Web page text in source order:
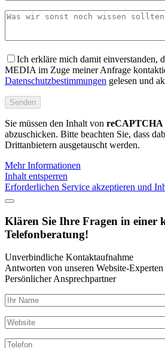
Ich erkläre mich damit einverstanden,
MEDIA im Zuge meiner Anfrage
Datenschutzbestimmungen gelesen und
Sie müssen den Inhalt von reCAPTCHA
abzuschicken. Bitte beachten Sie, dass
Drittanbietern ausgetauscht werden.
Mehr Informationen
Inhalt entsperren
Erforderlichen Service akzeptieren und
Klären Sie Ihre Fragen in einer
Telefonberatung!
Unverbindliche Kontaktaufnahme
Antworten von unseren Website-Experten
Persönlicher Ansprechpartner